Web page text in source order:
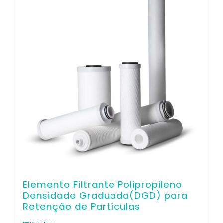
Elemento Filtrante Polipropileno
Densidade Graduada(DGD) para
Retenção de Partículas